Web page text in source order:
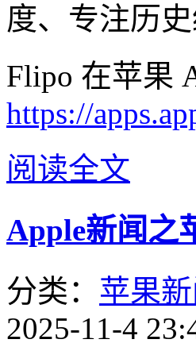
度、专注历
Flipo 在苹果
https://
阅读全文
Apple新闻之
分类： 苹果新
2025-11-4